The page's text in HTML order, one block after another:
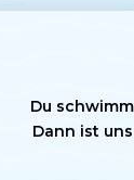
Du
Dann ist